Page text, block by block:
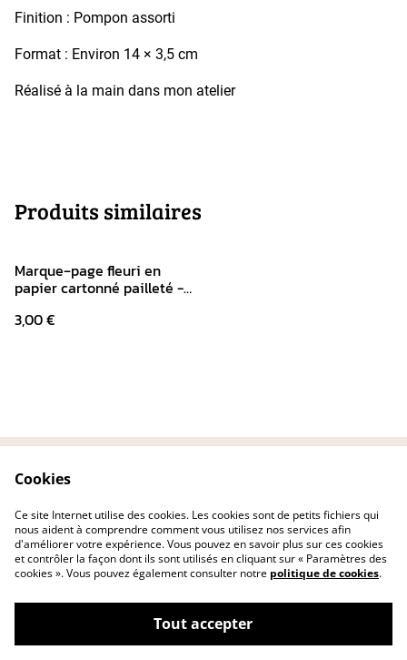
Finition : Pompon assorti
Format : Environ 14 × 3,5 cm
Réalisé à la main dans mon atelier
Produits similaires
Marque‑page fleuri en
papier cartonné pailleté -
3,00 €
Politique de
confidentialité
Politique de cookies
©2026Les créas de nina
Cookies
Ce site Internet utilise des cookies. Les cookies sont de petits fichiers qui
nous aident à comprendre comment vous utilisez nos services afin
d'améliorer votre expérience. Vous pouvez en savoir plus sur ces cookies
et contrôler la façon dont ils sont utilisés en cliquant sur « Paramètres des
cookies ». Vous pouvez également consulter notre politique de cookies.
Tout accepter